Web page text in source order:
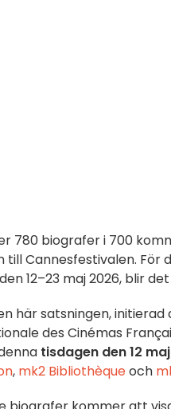
780 biografer i 700
till Cannesfestivalen. För
12–23 maj 2026, blir
här satsningen,
des Cinémas
tisdagen den 12
, mk2 Bibliothèqueoch